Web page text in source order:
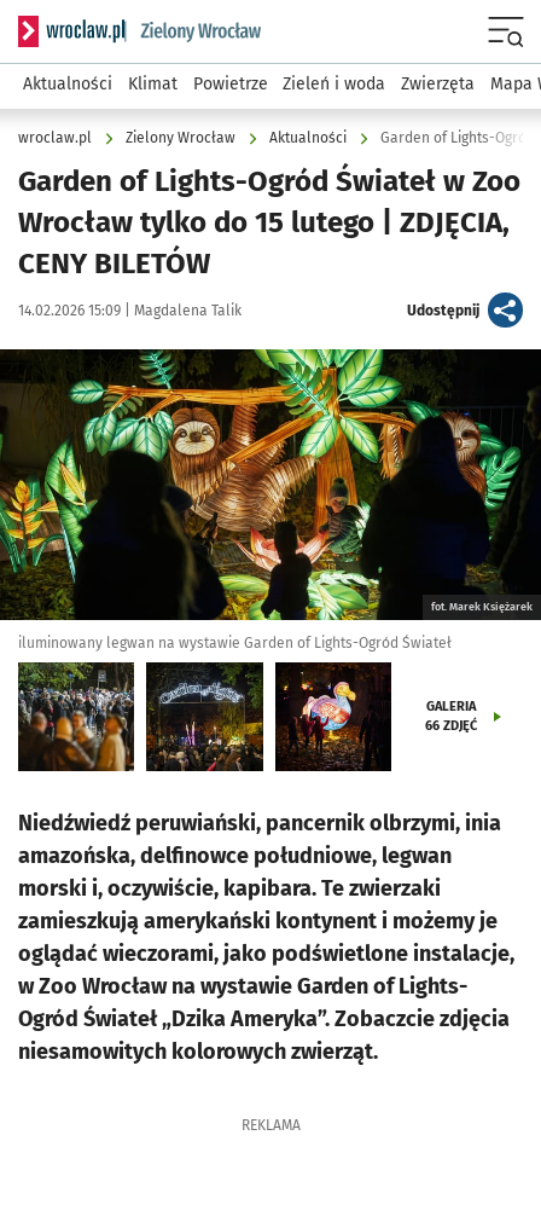
Serwis informacyjny wroclaw.pl podserwis: Środowisko we
Aktualności Klimat Powietrze Zieleń i woda Zwierzęta Mapa
wroclaw.pl Zielony Wrocław Aktualności
Garden of Lights-Ogród Świateł w Zoo
Wrocław tylko do 15 lutego | ZDJĘCIA,
CENY BILETÓW
Data publikacji:
14.02.2026 15:09 | Autor:
Magdalena Talik Udostępnijartykuł
Kliknij, aby zobaczyć galerię
fot. Marek Księżarek
iluminowany legwan na wystawie Garden of Lights-Ogród Świateł
GALERIA
66 ZDJĘĆ
Niedźwiedź peruwiański, pancernik olbrzymi, inia
amazońska, delfinowce południowe, legwan
morski i, oczywiście, kapibara. Te zwierzaki
zamieszkują amerykański kontynent i możemy je
oglądać wieczorami, jako podświetlone instalacje,
w Zoo Wrocław na wystawie Garden of Lights-
Ogród Świateł „Dzika Ameryka”. Zobaczcie zdjęcia
niesamowitych kolorowych zwierząt.
REKLAMA